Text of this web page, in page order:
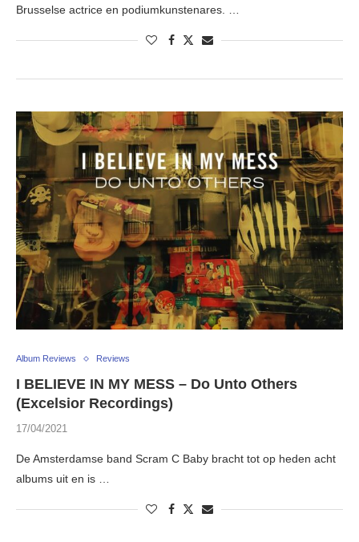
Brusselse actrice en podiumkunstenares. …
Album Reviews Reviews
I BELIEVE IN MY MESS – Do Unto Others
(Excelsior Recordings)
17/04/2021
De Amsterdamse band Scram C Baby bracht tot op heden acht
albums uit en is …